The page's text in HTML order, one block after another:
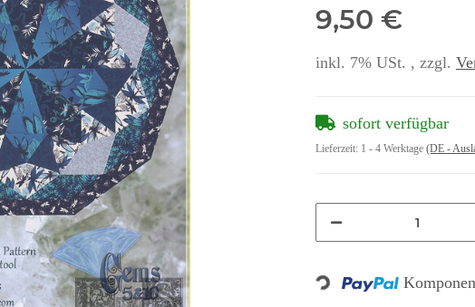
9,50 €
inkl. 7% USt. , zzgl.
sofort verfügbar
Lieferzeit: 1 - 4 Werktage (DE -
Loading...